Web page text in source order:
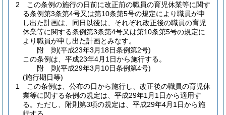
2
この条例の施行の日前に改正前の職員の育児休業等に関す
る条例第3条第4号又は第10条第5号の規定により職員が申
し出た計画は、同日以後は、それぞれ改正後の職員の育児
休業等に関する条例第3条第4号又は第10条第5号の規定に
より職員が申し出た計画とみなす。
附 則(平成23年3月18日条例第2号)
この条例は、平成23年4月1日から施行する。
附 則(平成29年3月10日条例第4号)
(施行期日等)
1
この条例は、公布の日から施行し、改正後の職員の育児休
業等に関する条例の規定は、平成29年1月1日から適用す
る。 ただし、附則第3項の規定は、平成29年4月1日から施